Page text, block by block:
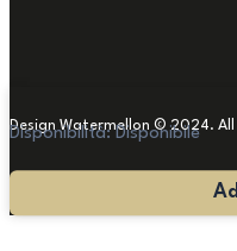
Design Watermellon © 2024.
Disponibilità: Disponibile
Scultura